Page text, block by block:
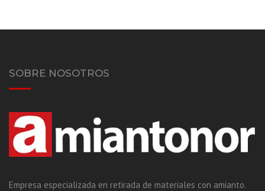
SOBRE NOSOTROS
Empresa especializada en retirada de materiales con amianto.